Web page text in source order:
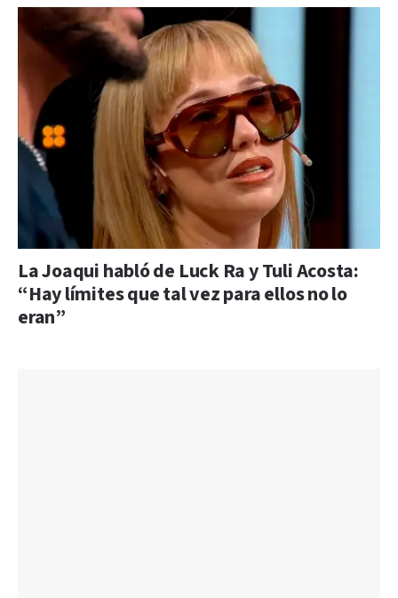
La Joaqui habló de Luck Ra y Tuli Acosta:
“Hay límites que tal vez para ellos no lo
eran”